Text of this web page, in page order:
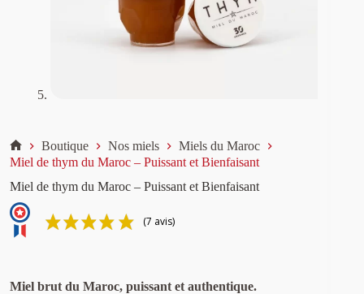
Accueil
Boutique Nos miels
Miels du Maroc
Miel de thym du Maroc – Puissant et Bienfaisant
Miel de thym du Maroc – Puissant et Bienfaisant
(7 avis)
Miel brut du Maroc, puissant et authentique.